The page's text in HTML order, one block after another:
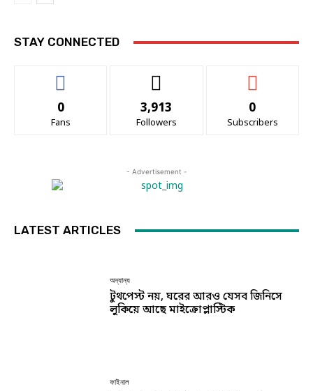
STAY CONNECTED
0
Fans
3,913
Followers
0
Subscribers
- Advertisement -
LATEST ARTICLES
অন্যান্য
টুথপেস্ট নয়, ঘরের আরও যেসব জিনিসে
লুকিয়ে আছে মাইক্রোপ্লাস্টিক
ফাইনাল